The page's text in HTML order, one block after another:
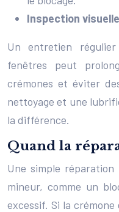
Inspection
Un entretien
fenêtres peut
crémones et éviter
nettoyage et une
la différence.
Quand la
Une simple
mineur, comme un
excessif. Si la